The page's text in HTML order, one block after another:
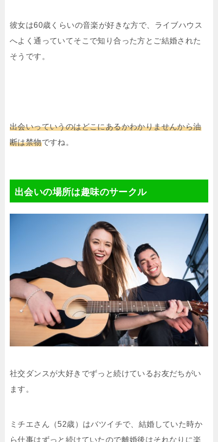
彼女は60歳くらいの音楽が好きな方で、ライブハウス
へよく通っていてそこで知り合った方とご結婚された
そうです。
出会いっていうのはどこにあるかわかりませんから油
断は禁物ですね。
出会いの場所は趣味のサークル
社交ダンスが大好きでずっと続けているお友だちがい
ます。
ミチエさん（52歳）はバツイチで、結婚していた時か
ら仕事はずっと続けていたので離婚後はそれなりに楽